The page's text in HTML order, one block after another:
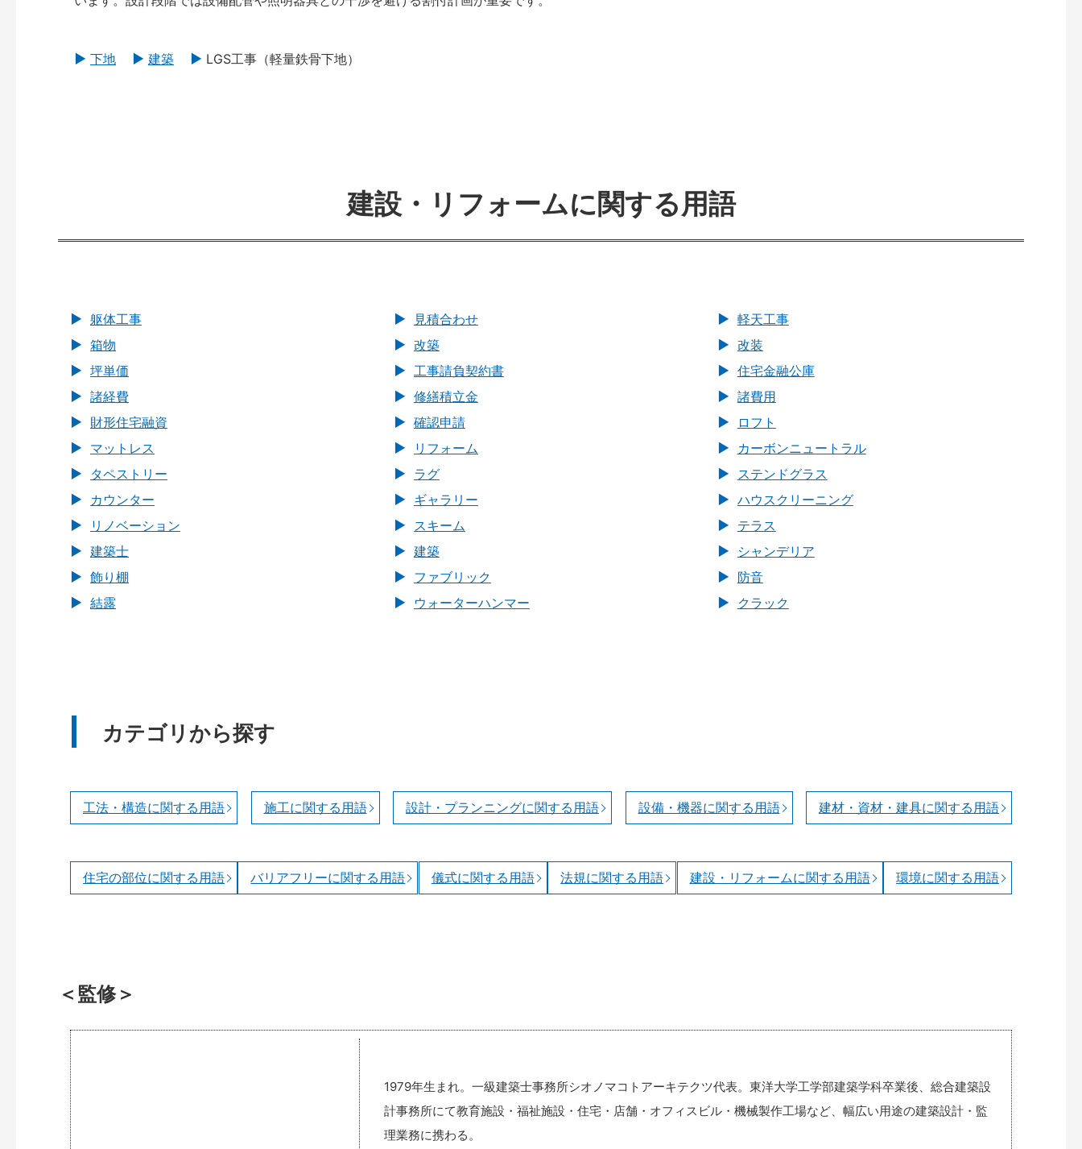
下地 建築 LGS工事（軽量鉄骨下地）
建設・リフォームに関する用語
躯体工事 見積合わせ
軽天工事
箱物
改築
改装
坪単価
工事請負契約書
住宅金融公庫
諸経費
修繕積立金
諸費用
財形住宅融資
確認申請
ロフト
マットレス
リフォーム
カーボンニュートラル
タペストリー
ラグ
ステンドグラス
カウンター
ギャラリー
ハウスクリーニング
リノベーション
スキーム
テラス
建築士
建築
シャンデリア
飾り棚
ファブリック
防音
結露
ウォーターハンマー クラック
カテゴリから探す
工法・構造に関する用語 施工に関する用語 設計・プランニングに関する用語 設備・機器に関する用語 建材・資材・建具に関する用語
住宅の部位に関する用語 バリアフリーに関する用語 儀式に関する用語 法規に関する用語 建設・リフォームに関する用語 環境に関する用語
＜監修＞
1979年生まれ。一級建築士事務所シオノマコトアーキテクツ代表。東洋大学工学部建築学科卒業後、総合建築設
計事務所にて教育施設・福祉施設・住宅・店舗・オフィスビル・機械製作工場など、幅広い用途の建築設計・監
理業務に携わる。